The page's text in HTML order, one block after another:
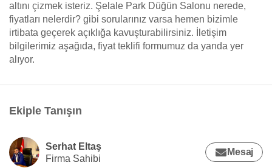
altını çizmek isteriz. Şelale Park Düğün Salonu nerede,
fiyatları nelerdir? gibi sorularınız varsa hemen bizimle
irtibata geçerek açıklığa kavuşturabilirsiniz. İletişim
bilgilerimiz aşağıda, fiyat teklifi formumuz da yanda yer
alıyor.
Ekiple Tanışın
Serhat Eltaş
Firma Sahibi
Mesaj